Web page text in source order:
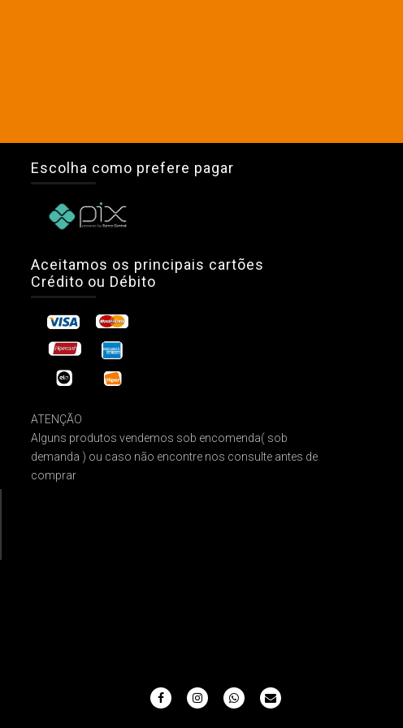
Escolha como prefere pagar
Aceitamos os principais cartões
Crédito ou Débito
ATENÇÃO
Alguns produtos vendemos sob encomenda( sob
demanda ) ou caso não encontre nos consulte antes de
comprar